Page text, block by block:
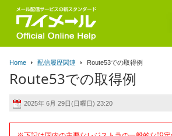
Home 配信履歴関連 Route53での取得例
Route53での取得例
2025年 6月 29日(日曜日) 23:20